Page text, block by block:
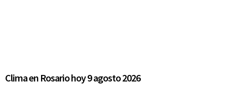
Clima en Rosario hoy 9 agosto 2026